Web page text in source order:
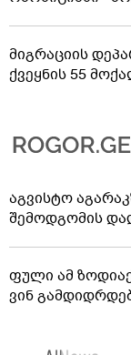
მიგრაციის
ქვეყნის 55
აგვისტო
შემოდგომის
ფული ამ
ვინ